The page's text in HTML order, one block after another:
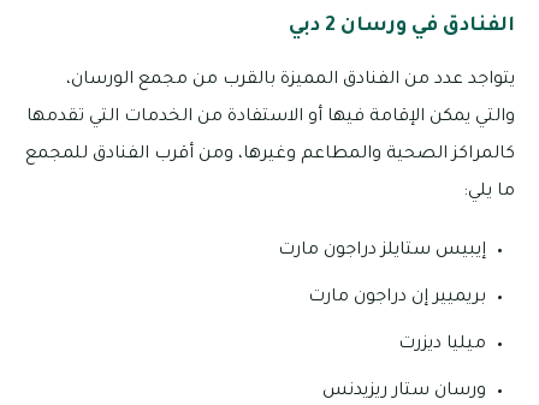
الفنادق في ورسان 2 دبي
يتواجد عدد من الفنادق المميزة بالقرب من مجمع الورسان،
والتي يمكن الإقامة فيها أو الاستفادة من الخدمات التي تقدمها
كالمراكز الصحية والمطاعم وغيرها، ومن أقرب الفنادق للمجمع
ما يلي:
إيبيس ستايلز دراجون مارت
بريميير إن دراجون مارت
ميليا ديزرت
ورسان ستار ريزيدنس